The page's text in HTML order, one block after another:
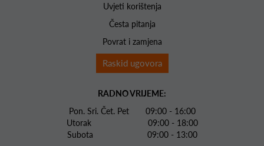
Uvjeti korištenja
Česta pitanja
Povrat i zamjena
Raskid ugovora
RADNO VRIJEME:
Pon. Sri. Čet. Pet 09:00 - 16:00
Utorak 09:00 - 18:00
Subota 09:00 - 13:00